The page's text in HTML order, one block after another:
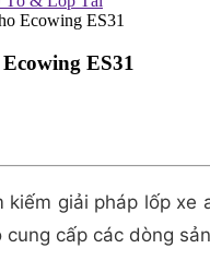
Ecowing ES31
ES31
kiếm giải pháp lốp xe
cung cấp các dòng